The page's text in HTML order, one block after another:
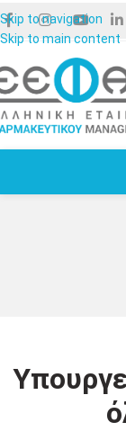
Skip to navigation
Skip to main content